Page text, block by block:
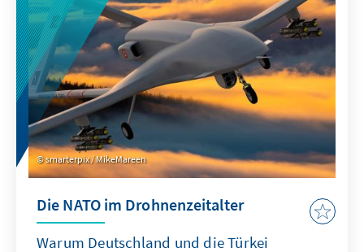
smarterpix / MikeMareen
Die NATO im Drohnenzeitalter
Warum Deutschland und die Türkei